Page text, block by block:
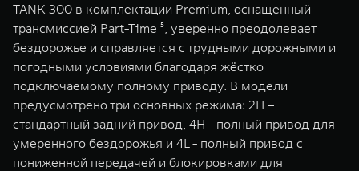
TANK 300 в комплектации Premium, оснащенный
трансмиссией Part-Time ⁵, уверенно преодолевает
бездорожье и справляется с трудными дорожными и
погодными условиями благодаря жёстко
подключаемому полному приводу. В модели
предусмотрено три основных режима: 2H –
стандартный задний привод, 4H - полный привод для
умеренного бездорожья и 4L - полный привод с
пониженной передачей и блокировками для